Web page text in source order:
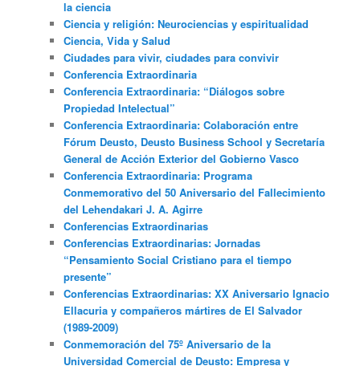
la ciencia
Ciencia y religión: Neurociencias y espiritualidad
Ciencia, Vida y Salud
Ciudades para vivir, ciudades para convivir
Conferencia Extraordinaria
Conferencia Extraordinaria: “Diálogos sobre
Propiedad Intelectual”
Conferencia Extraordinaria: Colaboración entre
Fórum Deusto, Deusto Business School y Secretaría
General de Acción Exterior del Gobierno Vasco
Conferencia Extraordinaria: Programa
Conmemorativo del 50 Aniversario del Fallecimiento
del Lehendakari J. A. Agirre
Conferencias Extraordinarias
Conferencias Extraordinarias: Jornadas
“Pensamiento Social Cristiano para el tiempo
presente”
Conferencias Extraordinarias: XX Aniversario Ignacio
Ellacuria y compañeros mártires de El Salvador
(1989-2009)
Conmemoración del 75º Aniversario de la
Universidad Comercial de Deusto: Empresa y